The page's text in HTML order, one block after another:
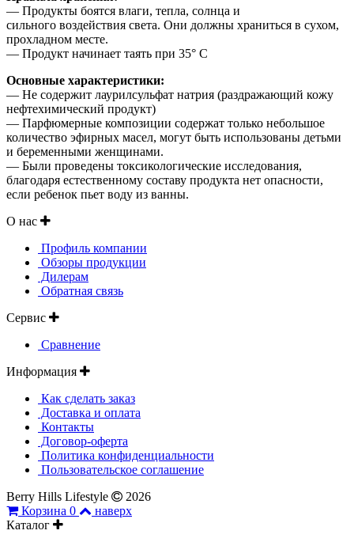
— Продукты боятся влаги, тепла, солнца и
сильного воздействия света. Они должны храниться в сухом,
прохладном месте.
— Продукт начинает таять при 35° С
Основные характеристики:
— Не содержит лаурилсульфат натрия (раздражающий кожу
нефтехимический продукт)
— Парфюмерные композиции содержат только небольшое
количество эфирных масел, могут быть использованы детьми
и беременными женщинами.
— Были проведены токсикологические исследования,
благодаря естественному составу продукта нет опасности,
если ребенок пьет воду из ванны.
О нас
Профиль компании
Обзоры продукции
Дилерам
Обратная связь
Сервис
Сравнение
Информация
Как сделать заказ
Доставка и оплата
Контакты
Договор-оферта
Политика конфиденциальности
Пользовательское соглашение
Berry Hills Lifestyle
2026
Корзина 0
наверх
Каталог